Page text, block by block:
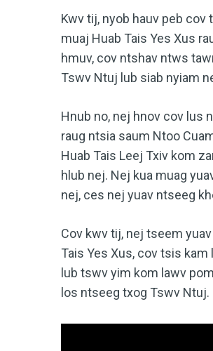
Kwv tij, nyob hauv peb
muaj Huab Tais Yes Xus
hmuv, cov ntshav ntws
Tswv Ntuj lub siab nyiam
Hnub no, nej hnov cov lus
raug ntsia saum Ntoo
Huab Tais Leej Txiv kom
hlub nej. Nej kua muag
nej, ces nej yuav ntseeg
Cov kwv tij, nej tseem
Tais Yes Xus, cov tsis
lub tswv yim kom lawv
los ntseeg txog Tswv Ntuj.